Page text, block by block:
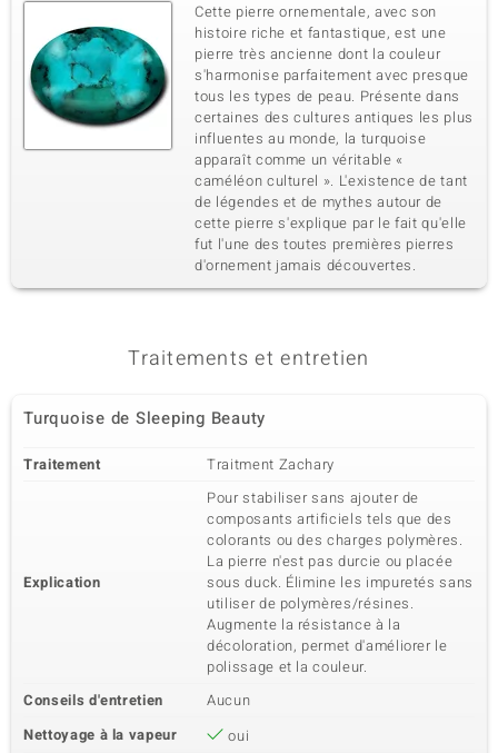
Cette pierre ornementale, avec son
histoire riche et fantastique, est une
pierre très ancienne dont la couleur
s'harmonise parfaitement avec presque
tous les types de peau. Présente dans
certaines des cultures antiques les plus
influentes au monde, la turquoise
apparaît comme un véritable «
caméléon culturel ». L'existence de tant
de légendes et de mythes autour de
cette pierre s'explique par le fait qu'elle
fut l'une des toutes premières pierres
d'ornement jamais découvertes.
Traitements et entretien
Turquoise de Sleeping Beauty
Traitement Traitment Zachary
Explication
Pour stabiliser sans ajouter de
composants artificiels tels que des
colorants ou des charges polymères.
La pierre n'est pas durcie ou placée
sous duck. Élimine les impuretés sans
utiliser de polymères/résines.
Augmente la résistance à la
décoloration, permet d'améliorer le
polissage et la couleur.
Conseils d'entretien
Aucun
Nettoyage à la vapeur
oui